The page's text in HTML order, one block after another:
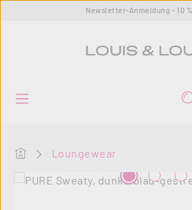
Zum Hauptinhalt springenNewsletter-Anmeldung - 10
Startseite
Loungewear
Bildergalerie überspringen